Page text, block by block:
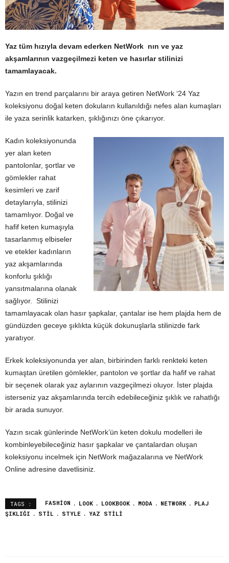
Yaz tüm hızıyla devam ederken NetWork nın ve yaz
akşamlarının vazgeçilmezi keten ve hasırlar stilinizi
tamamlayacak.
Yazın en trend parçalarını bir araya getiren NetWork ‘24 Yaz
koleksiyonu doğal keten dokuların kullanıldığı nefes alan kumaşları
ile yaza serinlik katarken, şıklığınızı öne çıkarıyor.
Kadın koleksiyonunda
yer alan keten
pantolonlar, şortlar ve
gömlekler rahat
kesimleri ve zarif
detaylarıyla, stilinizi
tamamlıyor. Doğal ve
hafif keten kumaşıyla
tasarlanmış elbiseler
ve etekler kadınların
yaz akşamlarında
konforlu şıklığı
yansıtmalarına olanak
sağlıyor. Stilinizi
tamamlayacak olan hasır şapkalar, çantalar ise hem plajda hem de
gündüzden geceye şıklıkta küçük dokunuşlarla stilinizde fark
yaratıyor.
Erkek koleksiyonunda yer alan, birbirinden farklı renkteki keten
kumaştan üretilen gömlekler, pantolon ve şortlar da hafif ve rahat
bir seçenek olarak yaz aylarının vazgeçilmezi oluyor. İster plajda
isterseniz yaz akşamlarında tercih edebileceğiniz şıklık ve rahatlığı
bir arada sunuyor.
Yazın sıcak günlerinde NetWork’ün keten dokulu modelleri ile
kombinleyebileceğiniz hasır şapkalar ve çantalardan oluşan
koleksiyonu incelmek için NetWork mağazalarına ve NetWork
Online adresine davetlisiniz.
TAGS : FASHION LOOK LOOKBOOK MODA NETWORK
PLAJ
ŞIKLIĞI
STIL STYLE YAZ STILI